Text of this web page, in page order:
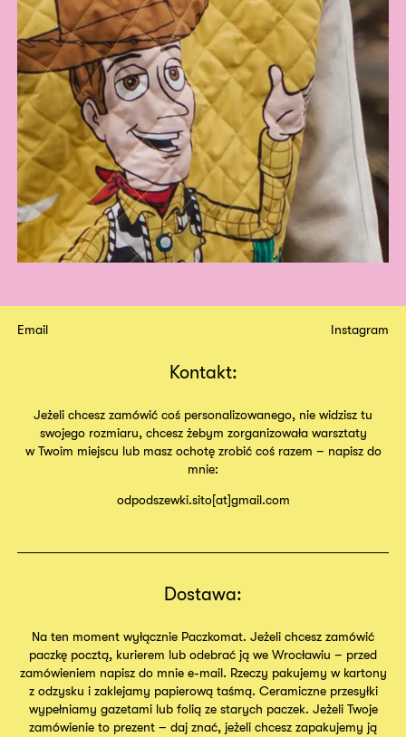
Email Instagram
Kontakt:
Jeżeli chcesz zamówić coś personalizowanego, nie widzisz tu
swojego rozmiaru, chcesz żebym zorganizowała warsztaty
w Twoim miejscu lub masz ochotę zrobić coś razem – napisz do
mnie:
odpodszewki.sito[at]gmail.com
Dostawa:
Na ten moment wyłącznie Paczkomat. Jeżeli chcesz zamówić
paczkę pocztą, kurierem lub odebrać ją we Wrocławiu – przed
zamówieniem napisz do mnie e-mail. Rzeczy pakujemy w kartony
z odzysku i zaklejamy papierową taśmą. Ceramiczne przesyłki
wypełniamy gazetami lub folią ze starych paczek. Jeżeli Twoje
zamówienie to prezent – daj znać, jeżeli chcesz zapakujemy ją